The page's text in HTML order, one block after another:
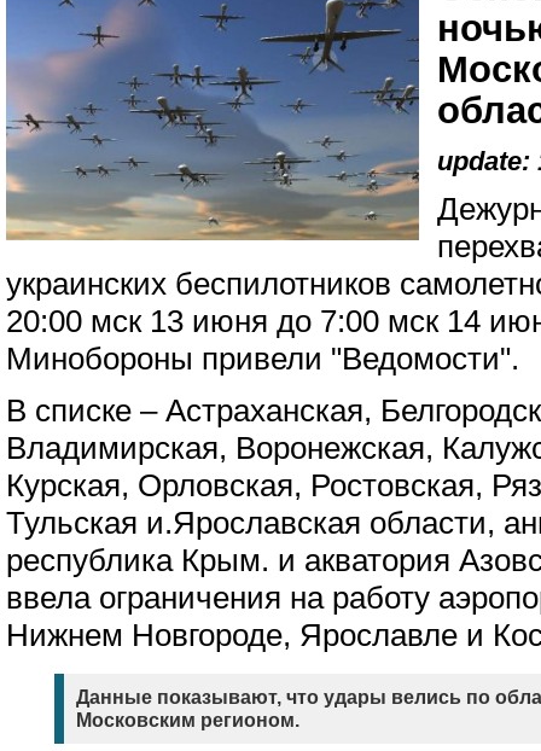
update:
украинских беспилотников
20:00 мск 13 июня до 7:00 мск 14
Минобороны привели "Ведомости".
В списке – Астраханская,
Владимирская, Воронежская,
Курская, Орловская, Ростовская,
Тульская и.Ярославская области,
республика Крым. и акватория
ввела ограничения на работу
Нижнем Новгороде, Ярославле и
Данные показывают, что удары велись по
Московским регионом.